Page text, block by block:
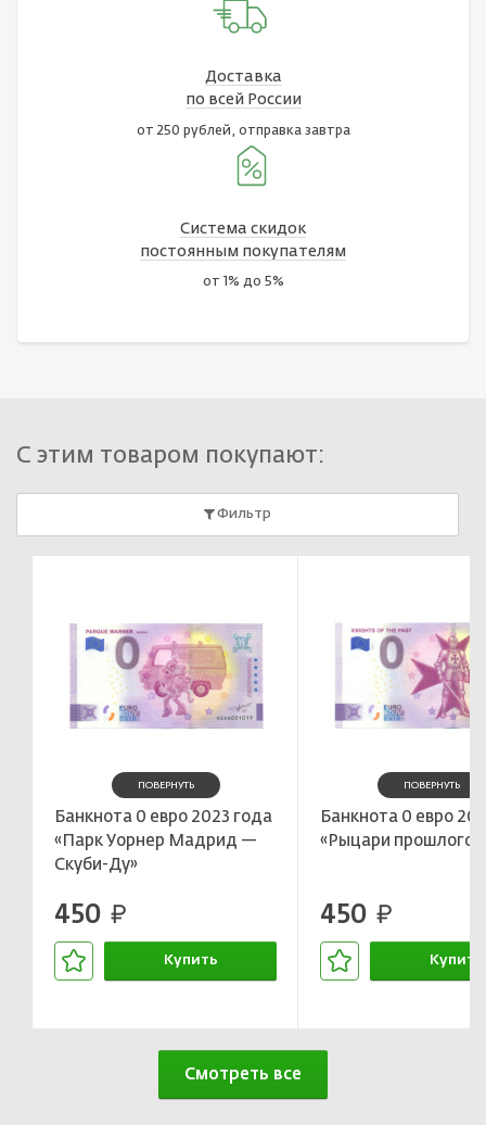
Доставка
по всей России
от 250 рублей, отправка завтра
Система скидок
постоянным покупателям
от 1% до 5%
С этим товаром покупают:
Фильтр
ПОВЕРНУТЬ
Банкнота 0 евро 2023 года
«Парк Уорнер Мадрид —
Скуби-Ду»
450 руб.
Купить
ПОВЕРНУТЬ
Банкнота 0 евро
«Рыцари прошлого»
450 руб.
Купить
Смотреть все